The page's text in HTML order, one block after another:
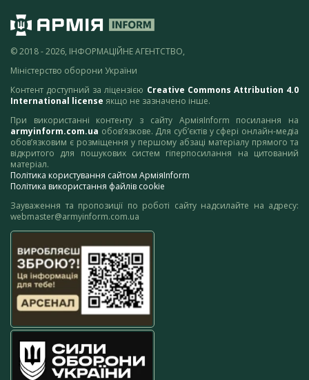
© 2018 - 2026, ІНФОРМАЦІЙНЕ АГЕНТСТВО,
Міністерство оборони України
Контент доступний за ліцензією Creative Commons Attribution 4.0
International license якщо не зазначено інше.
При використанні контенту з сайту АрміяInform посилання на
armyinform.com.ua обов’язкове. Для суб’єктів у сфері онлайн-медіа
обов’язковим є розміщення у першому абзаці матеріалу прямого та
відкритого для пошукових систем гіперпосилання на цитований
матеріал.
Політика користування сайтом АрміяInform
Політика використання файлів cookie
Зауваження та пропозиції по роботі сайту надсилайте на адресу:
webmaster@armyinform.com.ua